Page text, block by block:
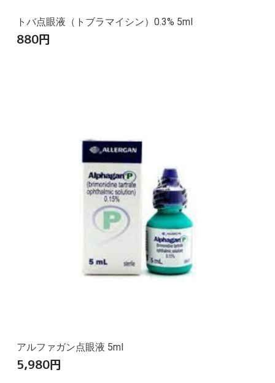
トバ点眼液（トブラマイシン）0.3% 5ml
880円
アルファガン点眼液 5ml
5,980円